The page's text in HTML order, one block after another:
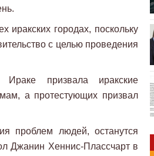
иракских городах, поскольку
с целью проведения
призвала иракские
а протестующих призвал
проблем людей, останутся
Джанин Хеннис-Плассчарт в